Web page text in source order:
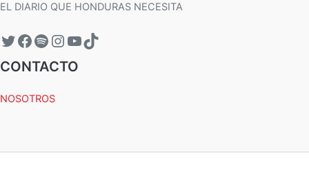
EL DIARIO QUE HONDURAS NECESITA
CONTACTO
NOSOTROS